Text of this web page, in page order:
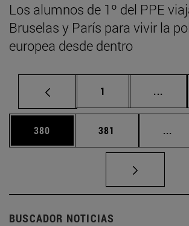
Los alumnos de 1º del PPE
Bruselas y París para vivir la
europea desde dentro
Página
1 ...
Página
380 Página
381 ...
BUSCADOR NOTICIAS